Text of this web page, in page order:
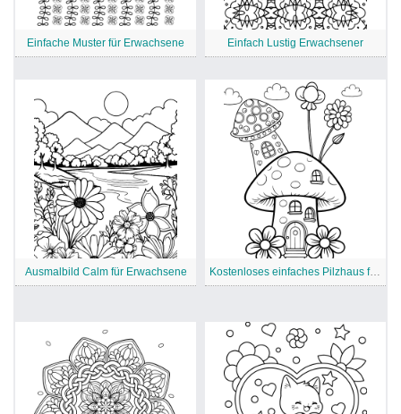
Einfache Muster für Erwachsene Einfach Lustig Erwachsener
Ausmalbild Calm für Erwachsene Kostenloses einfaches Pilzhaus für Erwachsene